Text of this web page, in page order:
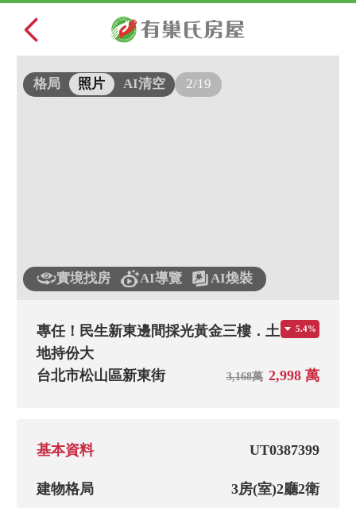
格局 照片 AI清空 2/19
實境找房 AI導覽 AI煥裝
專任！民生新東邊間採光黃金三樓．土
地持份大
5.4%
台北市松山區新東街 3,168萬 2,998 萬
基本資料 UT0387399
建物格局 3房(室)2廳2衛